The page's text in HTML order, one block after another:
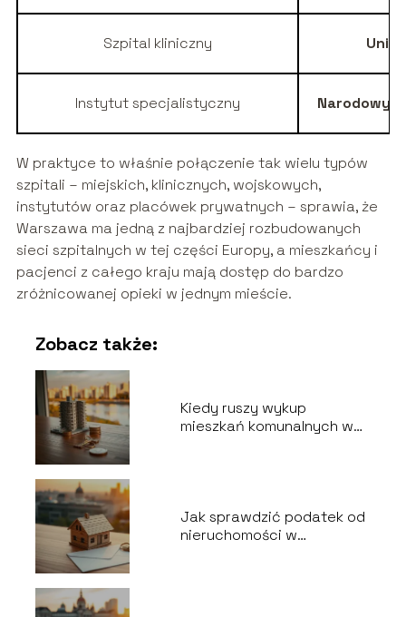
Szpital kliniczny
Instytut specjalistyczny Narodowy
W praktyce to właśnie połączenie tak wielu typów
szpitali – miejskich, klinicznych, wojskowych,
instytutów oraz placówek prywatnych – sprawia, że
Warszawa ma jedną z najbardziej rozbudowanych
sieci szpitalnych w tej części Europy, a mieszkańcy i
pacjenci z całego kraju mają dostęp do bardzo
zróżnicowanej opieki w jednym mieście.
Zobacz także:
Kiedy ruszy wykup
mieszkań komunalnych w
Jak sprawdzić podatek od
nieruchomości w